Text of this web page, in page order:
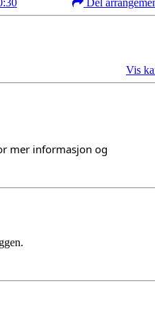
Vis
mer informasjon og